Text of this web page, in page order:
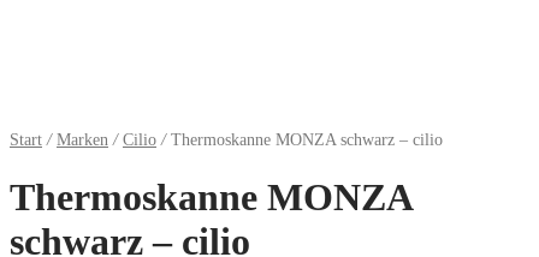
Start / Marken / Cilio /Thermoskanne MONZA schwarz – cilio
Thermoskanne MONZA
schwarz – cilio